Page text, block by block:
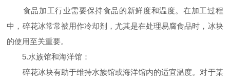
食品加工行业需要保持食品的新鲜度和温度。在加工过程
中，碎花冰常常被用作冷却剂，尤其是在处理易腐食品时，冰块
的使用至关重要。
5.水族馆和海洋馆：
碎花冰块有助于维持水族馆或海洋馆内的适宜温度。对于某